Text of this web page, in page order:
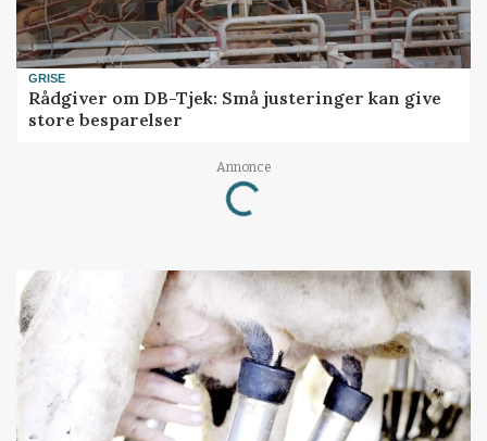
GRISE
Rådgiver om DB-Tjek: Små justeringer kan give
store besparelser
Annonce
Loading...